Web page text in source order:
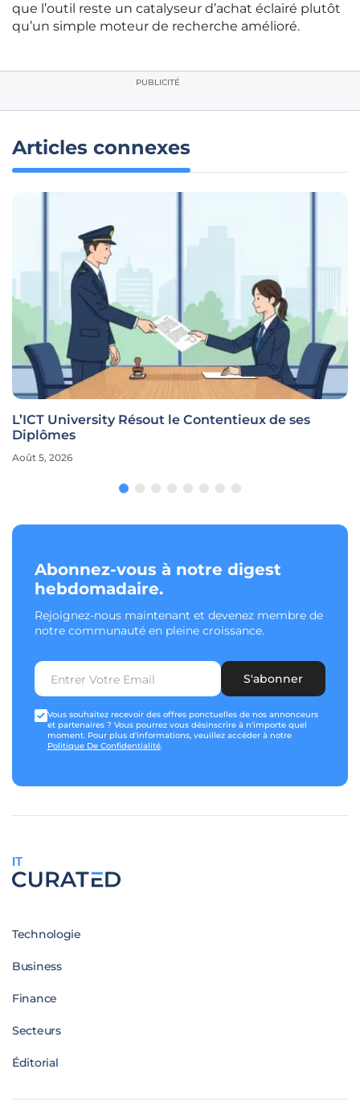
que l’outil reste un catalyseur d’achat éclairé plutôt
qu’un simple moteur de recherche amélioré.
PUBLICITÉ
Articles connexes
L’ICT University Résout le Contentieux de ses
Diplômes
Août 5, 2026
Abonnez-vous à notre digest
hebdomadaire.
Rejoignez-nous maintenant et devenez membre de
notre communauté en pleine croissance.
S'abonner
Vous souhaitez recevoir des offres ponctuelles de nos annonceurs
et partenaires ? Vous pourrez vous désinscrire à n'importe quel
moment. Pour plus d'informations, veuillez accéder à notre
Politique De Confidentialité.
IT
Technologie
Business
Finance
Secteurs
Éditorial